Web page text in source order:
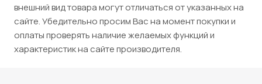
внешний вид товара могут отличаться от указанных на
сайте. Убедительно просим Вас на момент покупки и
оплаты проверять наличие желаемых функций и
характеристик на сайте производителя.